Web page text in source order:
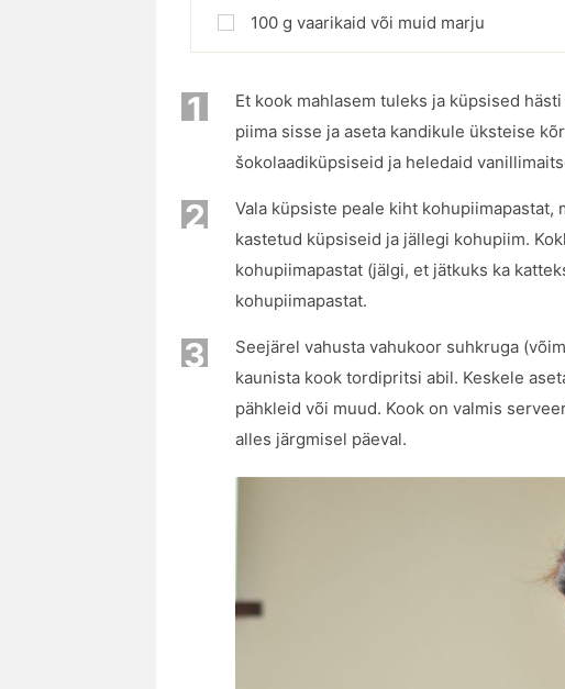
100 g vaarikaid või muid marju
1
Et kook mahlasem tuleks ja küpsised
piima sisse ja aseta kandikule üksteise
šokolaadiküpsiseid ja heledaid
2
Vala küpsiste peale kiht
kastetud küpsiseid ja jällegi kohupiim.
kohupiimapastat (jälgi, et jätkuks ka
kohupiimapastat.
3
Seejärel vahusta vahukoor suhkruga
kaunista kook tordipritsi abil. Keskele
pähkleid või muud. Kook on valmis
alles järgmisel päeval.